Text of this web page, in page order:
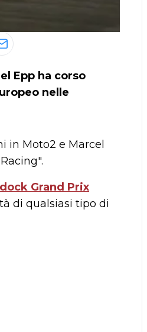
Epp ha corso
nelle
in Moto2 e Marcel
Grand Prix
di qualsiasi tipo di